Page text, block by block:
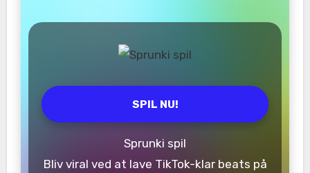
SPIL NU!
Sprunki spil
Bliv viral ved at lave TikTok-klar beats på